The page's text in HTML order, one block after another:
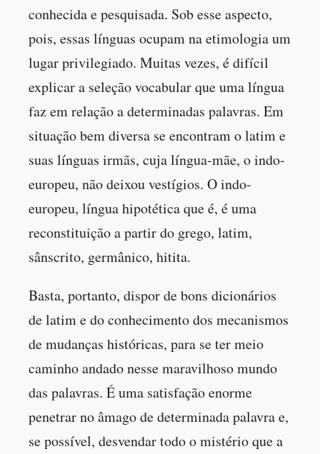
conhecida e pesquisada. Sob esse aspecto,
pois, essas línguas ocupam na etimologia um
lugar privilegiado. Muitas vezes, é difícil
explicar a seleção vocabular que uma língua
faz em relação a determinadas palavras. Em
situação bem diversa se encontram o latim e
suas línguas irmãs, cuja língua-mãe, o indo-
europeu, não deixou vestígios. O indo-
europeu, língua hipotética que é, é uma
reconstituição a partir do grego, latim,
sânscrito, germânico, hitita.
Basta, portanto, dispor de bons dicionários
de latim e do conhecimento dos mecanismos
de mudanças históricas, para se ter meio
caminho andado nesse maravilhoso mundo
das palavras. É uma satisfação enorme
penetrar no âmago de determinada palavra e,
se possível, desvendar todo o mistério que a